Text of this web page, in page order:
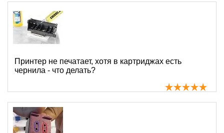
Принтер не печатает, хотя в картриджах есть
чернила - что делать?